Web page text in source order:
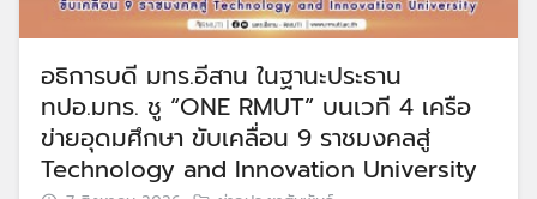
อธิการบดี มทร.อีสาน ในฐานะประธาน
ทปอ.มทร. ชู “ONE RMUT” บนเวที 4 เครือ
ข่ายอุดมศึกษา ขับเคลื่อน 9 ราชมงคลสู่
Technology and Innovation University